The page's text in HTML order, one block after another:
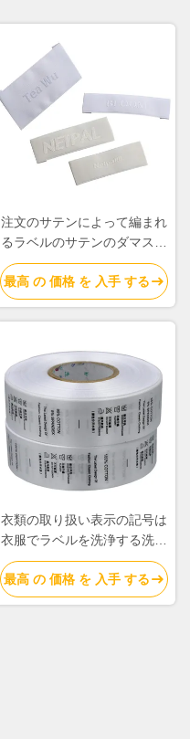
注文のサテンによって編まれ
るラベルのサテンのダマスク
織のサテンの生地は編まれた
端のサテンのラベルを分類す
る
最高 の 価格 を 入手 する
衣類の取り扱い表示の記号は
衣服でラベルを洗浄する洗浄
の記号を転がす
最高 の 価格 を 入手 する